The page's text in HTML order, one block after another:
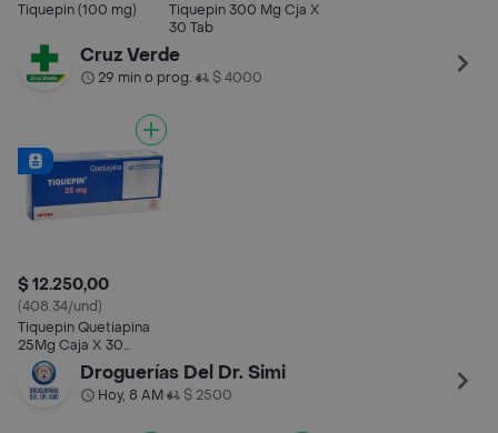
Tiquepin (100 mg)
Tiquepin 300 Mg Cja X
30 Tab
Cruz Verde
29 min o prog.• $ 4000
$ 12.250,00
(408.34/und)
Tiquepin Quetiapina
25Mg Caja X 30
Tabletas
Droguerías Del Dr. Simi
Hoy, 8 AM• $ 2500